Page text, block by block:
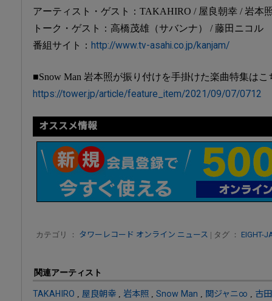
アーティスト・ゲスト：TAKAHIRO / 屋良朝幸 / 岩本
トーク・ゲスト：高橋茂雄（サバンナ） / 藤田ニコル
番組サイト： http://www.tv-asahi.co.jp/kanjam/
■Snow Man 岩本照が振り付けを手掛けた楽曲特集はこ
https://tower.jp/article/feature_item/2021/09/07/0712
オススメ情報
カテゴリ ： タワーレコード オンライン ニュース | タグ ： EIGHT-
関連アーティスト
TAKAHIRO 屋良朝幸 岩本照 Snow Man 関ジャニ∞ 古